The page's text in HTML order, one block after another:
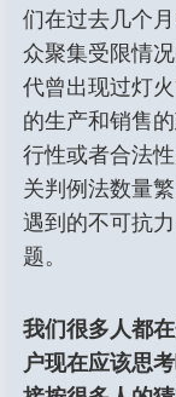
们在过去几个
众聚集受限情
代曾出现过灯
的生产和销售
行性或者合法
关判例法数量
遇到的不可抗
题。
我们很多人都
户现在应该思